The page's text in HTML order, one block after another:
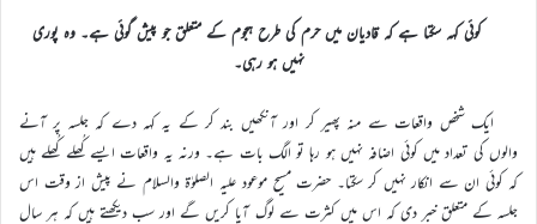
کوئی کہہ سکتا ہے کہ قادیان میں حرم کی طرح ہجوم کے متعلق جو پیش گوئی ہے۔ وہ پوری
نہیں ہو رہی۔
ایک شخص واقعات سے منہ پھیر کر اور آنکھیں بند کر کے یہ کہہ دے کہ جلسہ پر آنے
والوں کی تعداد میں کوئی اضافہ نہیں ہو رہا تو الگ بات ہے۔ ورنہ یہ واقعات ایسے کُھلے کُھلے ہیں
کہ کوئی ان سے انکار نہیں کر سکتا۔ حضرت مسیح موعود علیہ الصلوٰۃ والسلام نے پیش از وقت اس
جلسہ کے متعلق خبر دی کہ اس میں کثرت سے لوگ آیا کریں گے اور سب دیکھتے ہیں کہ ہر سال